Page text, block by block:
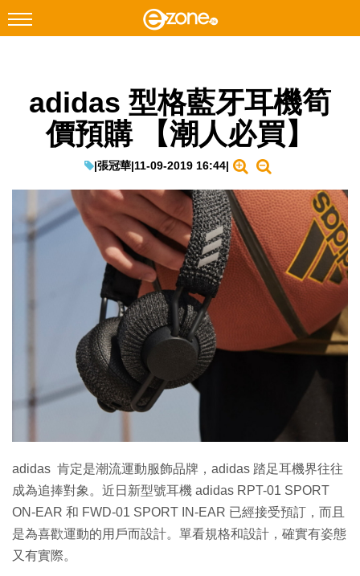
Facebook Instagram
科技焦點
遊戲動漫
教學評測
生成式AI與雲端應用
Enterprise Digital Transformation
adidas 型格藍牙耳機筍
價預購 【潮人必買】
|張冠華|11-09-2019 16:44|
adidas 肯定是潮流運動服飾品牌，adidas 踏足耳機界往往
成為追捧對象。近日新型號耳機 adidas RPT-01 SPORT
ON-EAR 和 FWD-01 SPORT IN-EAR 已經接受預訂，而且
是為喜歡運動的用戶而設計。單看規格和設計，確實有姿態
又有實際。